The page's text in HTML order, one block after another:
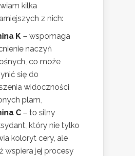
kilka
z nich:
K – wspomaga
naczyń
co może
się do
widoczności
plam,
C – to silny
który nie tylko
koloryt cery, ale
wspiera jej procesy